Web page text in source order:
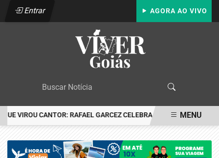
Entrar AGORA AO VIVO
VIROU CANTOR: RAFAEL GARCEZ CELEBRA 24 ANOS COM FESTA
MENU